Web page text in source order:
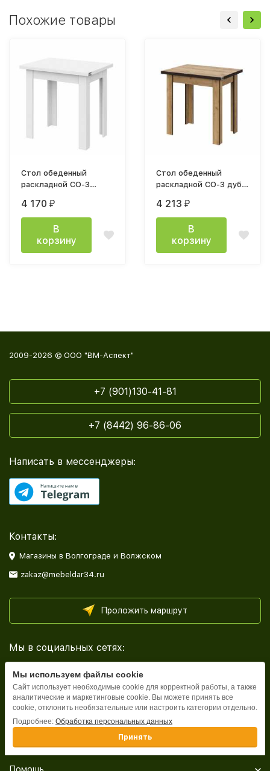
Похожие товары
Стол обеденный
раскладной СО-3
4 170 ₽
В
корзину
Стол обеденный
раскладной СО-3 дуб
4 213 ₽
В
корзину
2009-2026 © ООО "ВМ-Аспект"
+7 (901)130-41-81
+7 (8442) 96-86-06
Написать в мессенджеры:
Контакты:
Магазины в Волгограде и Волжском
zakaz@mebeldar34.ru
Проложить маршрут
Мы в социальных сетях:
Каталог
Мы используем файлы cookie
Сайт использует необходимые cookie для корректной работы, а также
аналитические и маркетинговые cookie. Вы можете принять все
cookie, отклонить необязательные или настроить категории отдельно.
Подробнее: Обработка персональных данных
Принять